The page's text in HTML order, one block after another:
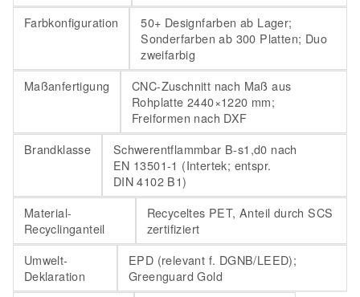
Farbkonfiguration
50+ Designfarben ab Lager;
Sonderfarben ab 300 Platten; Duo
zweifarbig
Maßanfertigung
CNC-Zuschnitt nach Maß aus
Rohplatte 2440×1220 mm;
Freiformen nach DXF
Brandklasse
Schwerentflammbar B-s1,d0 nach
EN 13501-1 (Intertek; entspr.
DIN 4102 B1)
Material-
Recyclinganteil
Recyceltes PET, Anteil durch SCS
zertifiziert
Umwelt-
Deklaration
EPD (relevant f. DGNB/LEED);
Greenguard Gold